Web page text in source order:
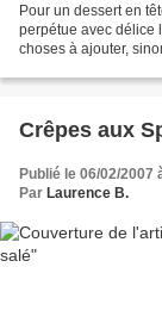
Pour un dessert en
perpétue avec délice
choses à ajouter,
Crêpes aux
Publié le 06/02/2007
Par Laurence B.